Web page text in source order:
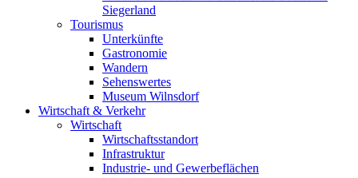
Siegerland
Tourismus
Unterkünfte
Gastronomie
Wandern
Sehenswertes
Museum Wilnsdorf
Wirtschaft & Verkehr
Wirtschaft
Wirtschaftsstandort
Infrastruktur
Industrie- und Gewerbeflächen